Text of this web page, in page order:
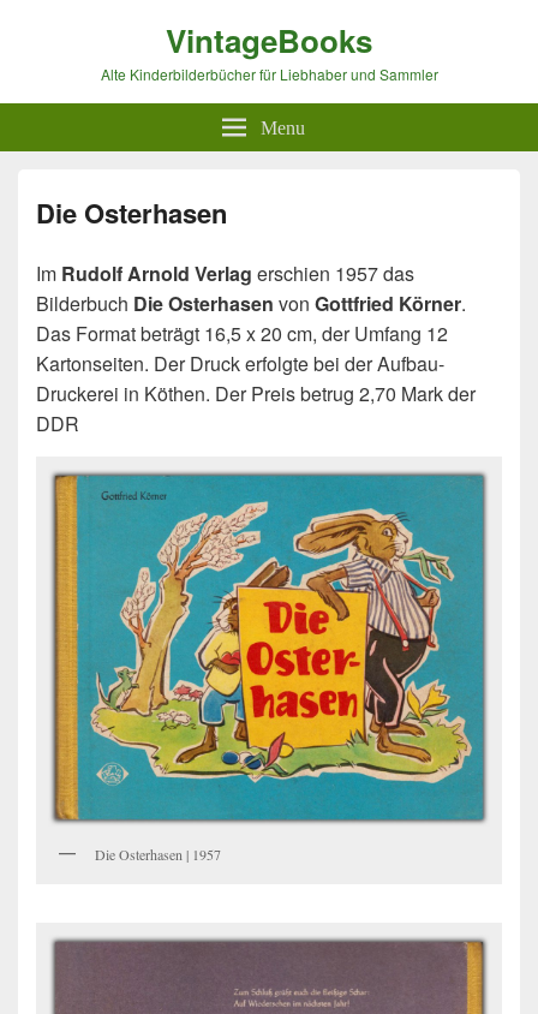
VintageBooks
Alte Kinderbilderbücher für Liebhaber und Sammler
Menu
Die Osterhasen
Im Rudolf Arnold Verlag erschien 1957 das
Bilderbuch Die Osterhasen von Gottfried Körner.
Das Format beträgt 16,5 x 20 cm, der Umfang 12
Kartonseiten. Der Druck erfolgte bei der Aufbau-
Druckerei in Köthen. Der Preis betrug 2,70 Mark der
DDR
Die Osterhasen | 1957